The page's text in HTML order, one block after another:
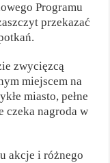
Programu
przekazać
zwycięzcą
miejscem na
miasto, pełne
czeka nagroda w
akcje i różnego